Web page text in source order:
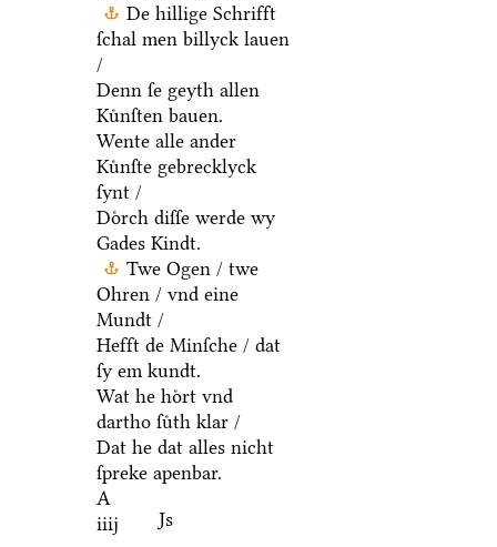
De hillige Schrifft
ſchal men billyck lauen
/
Denn ſe geyth allen
Kuͤnſten bauen.
Wente alle ander
Kuͤnſte gebrecklyck
ſynt /
Doͤrch diſſe werde wy
Gades Kindt.
Twe Ogen / twe
Ohren / vnd eine
Mundt /
Hefft de Minſche / dat
ſy em kundt.
Wat he hoͤrt vnd
dartho ſuͤth klar /
Dat he dat alles nicht
ſpreke apenbar.
A
iiij
Js